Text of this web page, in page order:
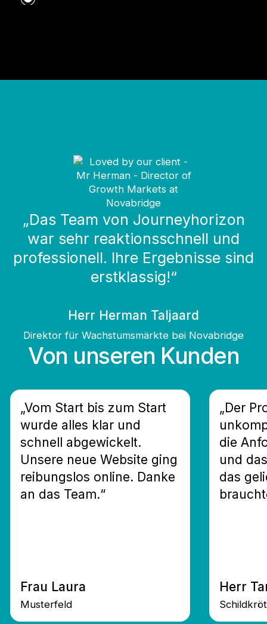
„Das Team von Journeyhorizon
war sehr reaktionsschnell und
professionell. Ihre Ergebnisse sind
erstklassig!“
Herr Herman Taljaard
Direktor für Wachstumsmärkte bei Novabridge
Von unseren Kunden
„Vom Start bis zum Start
wurde alles klar und
schnell abgewickelt.
Unsere neue Website ging
reibungslos online. Danke
an das Team.“
Frau Laura
Musterfeld
„Der
die
und
das
Herr